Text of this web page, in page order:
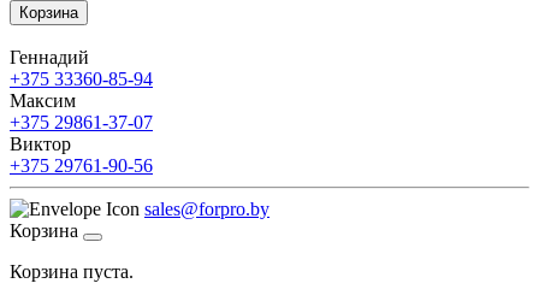
Корзина
Геннадий
+375 33360-85-94
Максим
+375 29861-37-07
Виктор
+375 29761-90-56
sales@forpro.by
Корзина
Корзина пуста.